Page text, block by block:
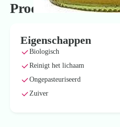
Productinformatie
Eigenschappen
Biologisch
Reinigt het lichaam
Ongepasteuriseerd
Zuiver